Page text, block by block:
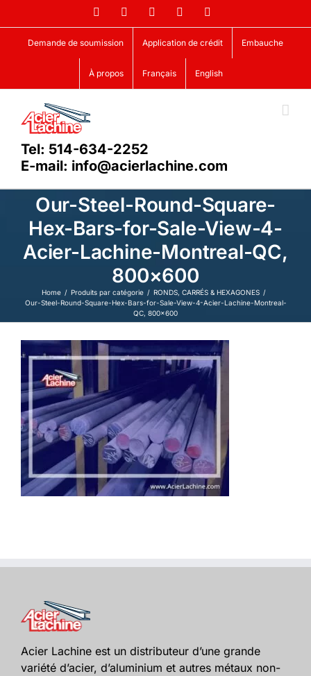
to
content
FacebookLinkedIn YouTube
Demande de soumission Application de crédit Embauche
À propos Français English
Tel: 514-634-2252
E-mail: info@acierlachine.com
Our-Steel-Round-Square-
Hex-Bars-for-Sale-View-4-
Acier-Lachine-Montreal-QC,
800×600
Home Produits par catégorie
RONDS, CARRÉS & HEXAGONES
Our-Steel-Round-Square-Hex-Bars-for-Sale-View-4-Acier-Lachine-Montreal-
QC, 800×600
Acier Lachine est un distributeur d’une grande
variété d’acier, d’aluminium et autres métaux non-